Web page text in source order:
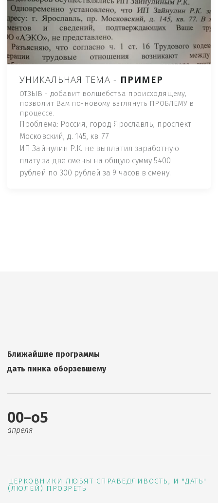
УНИКАЛЬНАЯ ТЕМА - ПРИМЕР
ОТЗЫВ - добавит волшебства происходящему,
позволит Вам по-новому взглянуть ПРОБЛЕМУ в
процессе.
Проблема: Россия, город Ярославль, проспект
Московский, д. 145, кв. 77
ИП Зайнулин Р.К. не выплатил заработную
плату за две смены на общую сумму 5400
рублей по 300 рублей за 9 часов в смену.
Ближайшие программы
дать пинка оборзевшему
00–о5
апреля
ЦЕРКОВНИКИ ЛЮБЯТ СПРАВЕДЛИВОСТЬ, И "ДАТЬ"
(ЛЮЛЕЙ) ПРОЗРЕТЬ